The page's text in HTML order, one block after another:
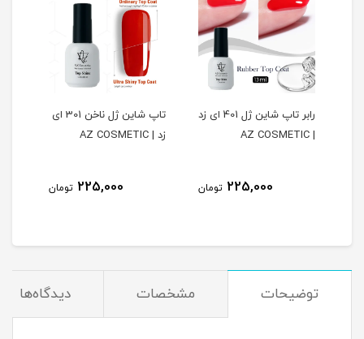
رابر تاپ شاین ژل 401 ای زد
| AZ COSMETIC
225,000 تومان
تاپ شاین ژل ناخن 301 ای
زد | AZ COSMETIC
225,000 تومان
توضیحات مشخصات دیدگاه‌ها